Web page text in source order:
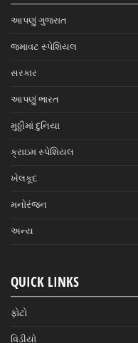
આપણું ગુજરાત
જમાવટ સ્પેશિયલ
સરકાર
આપણું ભારત
મુઠ્ઠીમાં દુનિયા
ક્રાઇમ સ્પેશિયલ
ખેલકૂદ
મનોરંજન
અન્ય
QUICK LINKS
ફોટો
વિડીયો